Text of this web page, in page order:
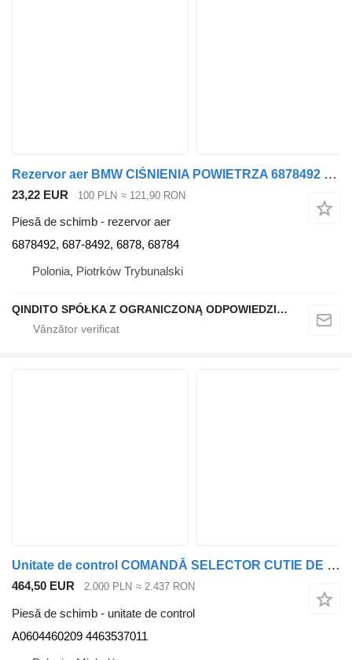
Rezervor aer BMW CIŚNIENIA POWIETRZA 6878492 X5 G05 X6 G06 X7 G07 pentru automobil BMW X6 G06 X5 G05
23,22 EUR 100 PLN ≈ 121,90 RON
Piesă de schimb - rezervor aer
6878492, 687-8492, 6878, 68784
Polonia, Piotrków Trybunalski
QINDITO SPÓŁKA Z OGRANICZONĄ ODPOWIEDZIALNOŚCIĄ
Unitate de control COMANDĂ SELECTOR CUTIE DE VITEZE MERCEDES ACTROS MP5 A06044602 A0604460209 pentru camion
464,50 EUR 2.000 PLN ≈ 2.437 RON
Piesă de schimb - unitate de control
A0604460209 4463537011